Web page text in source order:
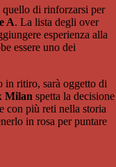
quello di rinforzarsi per
A. La lista degli over
esperienza alla
essere uno dei
in ritiro, sarà oggetto di
Milan spetta la decisione
con più reti nella storia
in rosa per puntare